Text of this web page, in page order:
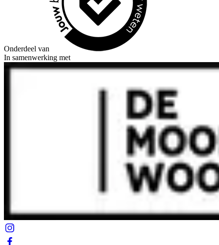
Onderdeel van
In samenwerking met